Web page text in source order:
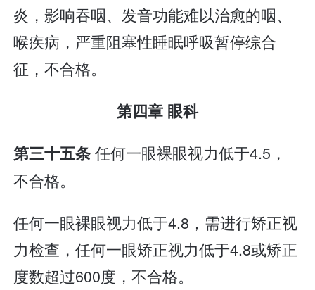
炎，影响吞咽、发音功能难以治愈的咽、
喉疾病，严重阻塞性睡眠呼吸暂停综合
征，不合格。
第四章 眼科
第三十五条任何一眼裸眼视力低于4.5，
不合格。
任何一眼裸眼视力低于4.8，需进行矫正视
力检查，任何一眼矫正视力低于4.8或矫正
度数超过600度，不合格。